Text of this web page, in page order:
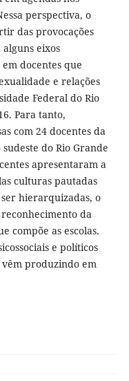
perspectiva, o
das provocações
eixos
docentes que
e relações
Federal do Rio
Para tanto,
com 24 docentes da
do Rio Grande
apresentaram a
culturas pautadas
hierarquizadas, o
da
compõe as escolas.
e políticos
produzindo em